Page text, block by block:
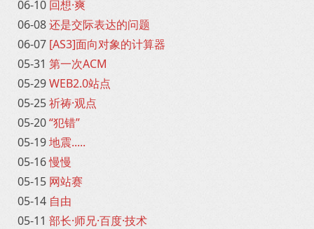
06-10 回想·爽
06-08还是交际表达的问题
06-07 [AS3]面向对象的计算器
05-31 第一次ACM
05-29WEB2.0站点
05-25祈祷·观点
05-20“犯错”
05-19地震.....
05-16慢慢
05-15 网站赛
05-14 自由
05-11 部长·师兄·百度·技术